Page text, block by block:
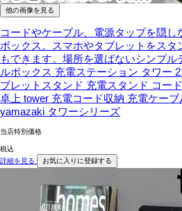
他の画像を見る
コードやケーブル、電源タップを隠し
ボックス。スマホやタブレットをス
もできます。場所を選ばないシンプル
ルボックス 充電ステーション タワー
ブレットスタンド 充電スタンド コー
卓上 tower 充電コード収納 充電ケー
yamazaki タワーシリーズ
当店特別価格
税込
詳細を見る
お気に入りに登録する